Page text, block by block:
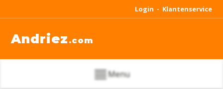
Login - Klantenservice
Andriez .com
Menu